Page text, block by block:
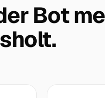
Bot